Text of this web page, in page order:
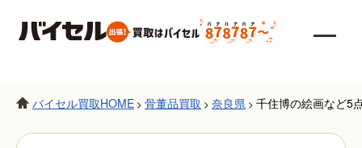
バイセル買取HOME > 骨董品買取 > 奈良県 > 千住博の絵画など5